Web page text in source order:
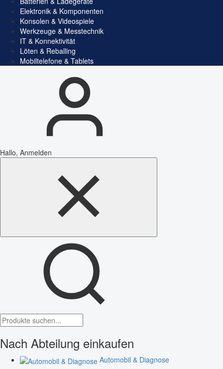
Elektronik & Komponenten
Konsolen & Videospiele
Werkzeuge & Messtechnik
IT & Konnektivität
Löten & Reballing
Mobiltelefone & Tablets
Hallo, Anmelden
Nach Abteilung einkaufen
Automobil & Diagnose